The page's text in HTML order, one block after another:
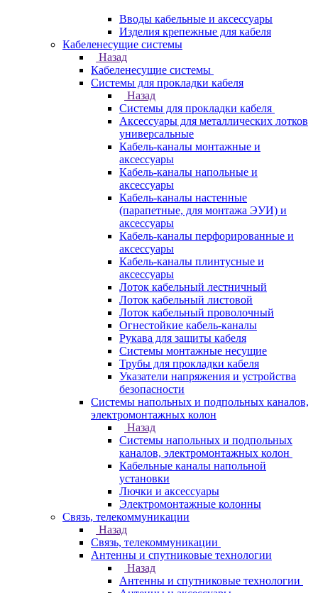
Вводы кабельные и аксессуары
Изделия крепежные для кабеля
Кабеленесущие системы
Назад
Кабеленесущие системы
Системы для прокладки кабеля
Назад
Системы для прокладки кабеля
Аксессуары для металлических лотков
универсальные
Кабель-каналы монтажные и
аксессуары
Кабель-каналы напольные и
аксессуары
Кабель-каналы настенные
(парапетные, для монтажа ЭУИ) и
аксессуары
Кабель-каналы перфорированные и
аксессуары
Кабель-каналы плинтусные и
аксессуары
Лоток кабельный лестничный
Лоток кабельный листовой
Лоток кабельный проволочный
Огнестойкие кабель-каналы
Рукава для защиты кабеля
Системы монтажные несущие
Трубы для прокладки кабеля
Указатели напряжения и устройства
безопасности
Системы напольных и подпольных каналов,
электромонтажных колон
Назад
Системы напольных и подпольных
каналов, электромонтажных колон
Кабельные каналы напольной
установки
Лючки и аксессуары
Электромонтажные колонны
Связь, телекоммуникации
Назад
Связь, телекоммуникации
Антенны и спутниковые технологии
Назад
Антенны и спутниковые технологии